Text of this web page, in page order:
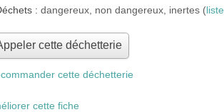
: dangereux, non dangereux, inertes (
cette déchetterie
cette déchetterie
cette fiche